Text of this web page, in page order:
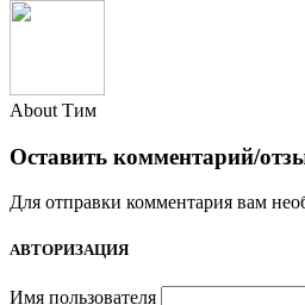
About Тим
Оставить комментарий/
Для отправки комментария вам
АВТОРИЗАЦИЯ
Имя пользователя